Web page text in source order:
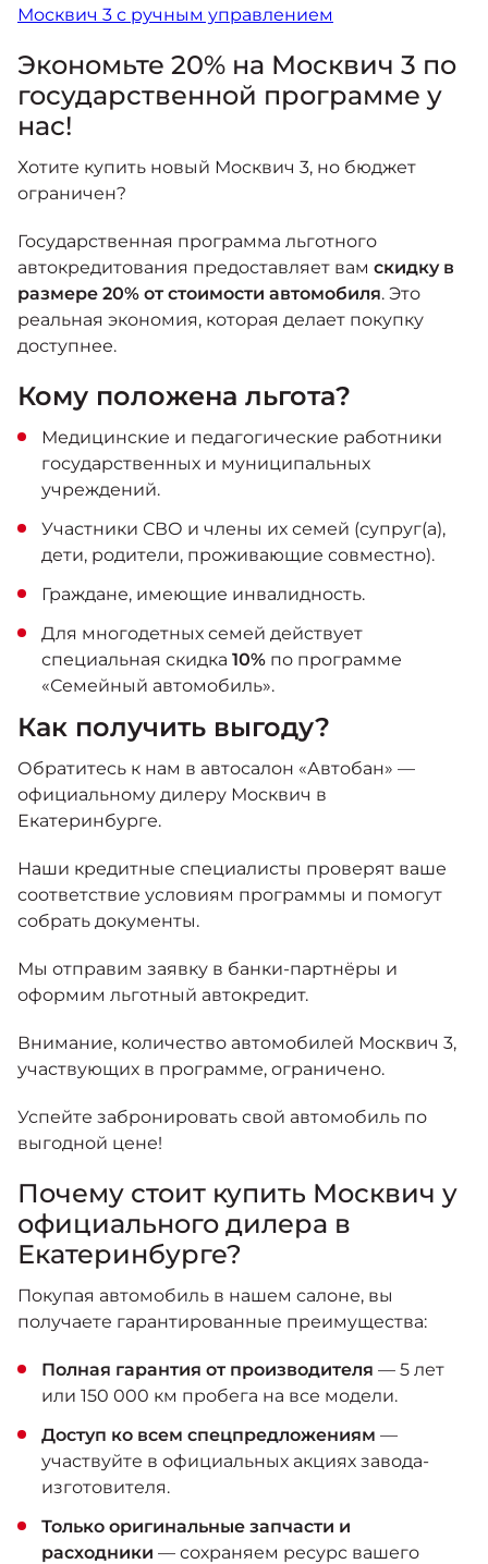
Москвич 3 с ручным управлением
Экономьте 20% на Москвич 3 по
государственной программе у
нас!
Хотите купить новый Москвич 3, но бюджет
ограничен?
Государственная программа льготного
автокредитования предоставляет вам скидку в
размере 20% от стоимости автомобиля. Это
реальная экономия, которая делает покупку
доступнее.
Кому положена льгота?
Медицинские и педагогические работники
государственных и муниципальных
учреждений.
Участники СВО и члены их семей (супруг(а),
дети, родители, проживающие совместно).
Граждане, имеющие инвалидность.
Для многодетных семей действует
специальная скидка 10% по программе
«Семейный автомобиль».
Как получить выгоду?
Обратитесь к нам в автосалон «Автобан» —
официальному дилеру Москвич в
Екатеринбурге.
Наши кредитные специалисты проверят ваше
соответствие условиям программы и помогут
собрать документы.
Мы отправим заявку в банки-партнёры и
оформим льготный автокредит.
Внимание, количество автомобилей Москвич 3,
участвующих в программе, ограничено.
Успейте забронировать свой автомобиль по
выгодной цене!
Почему стоит купить Москвич у
официального дилера в
Екатеринбурге?
Покупая автомобиль в нашем салоне, вы
получаете гарантированные преимущества:
Полная гарантия от производителя — 5 лет
или 150 000 км пробега на все модели.
Доступ ко всем спецпредложениям —
участвуйте в официальных акциях завода-
изготовителя.
Только оригинальные запчасти и
расходники — сохраняем ресурс вашего